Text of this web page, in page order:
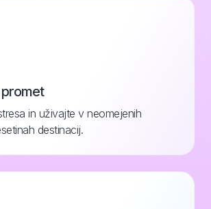
in uživajte v neomejenih
destinacij.